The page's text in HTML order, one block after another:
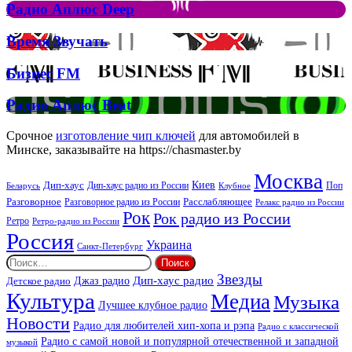
Джона
та
Брітні
Спірс
Рок
Радио
Аплюс
Deep
Радио Аплюс Deep
Время
Звучать
Время Звучать
Бизнес
Бизнес FM
Радио
Аплюс
Beat
Радио Аплюс Beat
Срочное изготовление чип ключей для автомобилей в
Минске, заказывайте на https://chasmaster.by
Беларусь Дип-хаус Дип-хаус радио из России Киев Клубное Москва Поп
Разговорное Разговорное радио из России Расслабляющее Релакс радио из России
Ретро Ретро-радио из России РокРок радио из России
Россия Санкт-Петербург Украина
Найти:
Детское радио Джаз радио Дип-хаус радио Звезды
Культура Лучшее клубное радио МедиаМузыка
Новости Радио для любителей хип-хопа и рэпа Радио с классической
музыкой Радио с самой новой и популярной отечественной и западной